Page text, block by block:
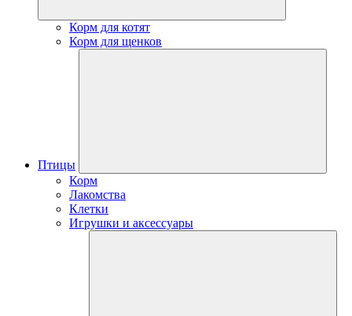
Корм для котят
Корм для щенков
Птицы
Корм
Лакомства
Клетки
Игрушки и аксессуары